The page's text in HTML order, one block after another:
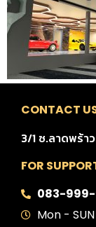
CONTACT
3/1 ซ.ลาดพร้า
FOR
083-
Mon -